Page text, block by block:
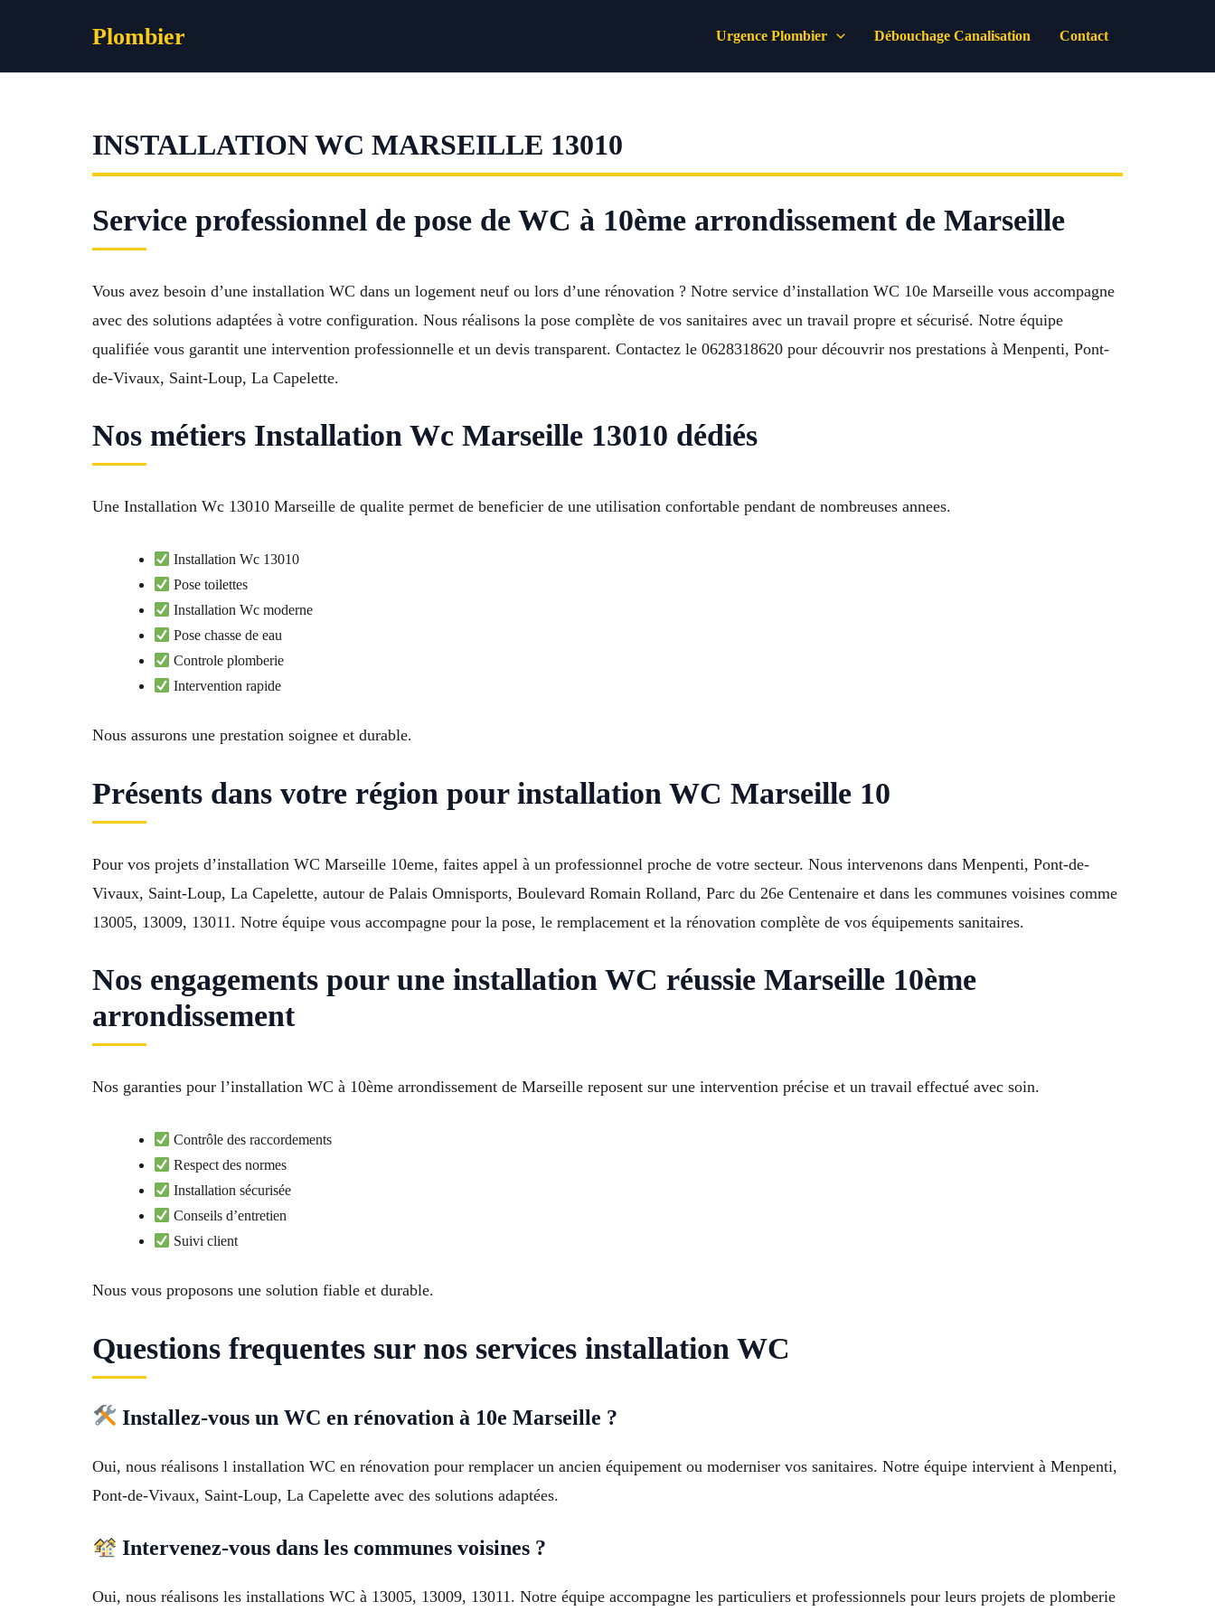
Plombier Urgence Plombier Débouchage Canalisation Contact
INSTALLATION WC MARSEILLE 13010
Service professionnel de pose de WC à 10ème arrondissement de Marseille
Vous avez besoin d’une installation WC dans un logement neuf ou lors d’une rénovation ? Notre service d’installation WC 10e Marseille vous accompagne
avec des solutions adaptées à votre configuration. Nous réalisons la pose complète de vos sanitaires avec un travail propre et sécurisé. Notre équipe
qualifiée vous garantit une intervention professionnelle et un devis transparent. Contactez le 0628318620 pour découvrir nos prestations à Menpenti, Pont-
de-Vivaux, Saint-Loup, La Capelette.
Nos métiers Installation Wc Marseille 13010 dédiés
Une Installation Wc 13010 Marseille de qualite permet de beneficier de une utilisation confortable pendant de nombreuses annees.
Installation Wc 13010
Pose toilettes
Installation Wc moderne
Pose chasse de eau
Controle plomberie
Intervention rapide
Nous assurons une prestation soignee et durable.
Présents dans votre région pour installation WC Marseille 10
Pour vos projets d’installation WC Marseille 10eme, faites appel à un professionnel proche de votre secteur. Nous intervenons dans Menpenti, Pont-de-
Vivaux, Saint-Loup, La Capelette, autour de Palais Omnisports, Boulevard Romain Rolland, Parc du 26e Centenaire et dans les communes voisines comme
13005, 13009, 13011. Notre équipe vous accompagne pour la pose, le remplacement et la rénovation complète de vos équipements sanitaires.
Nos engagements pour une installation WC réussie Marseille 10ème
arrondissement
Nos garanties pour l’installation WC à 10ème arrondissement de Marseille reposent sur une intervention précise et un travail effectué avec soin.
Contrôle des raccordements
Respect des normes
Installation sécurisée
Conseils d’entretien
Suivi client
Nous vous proposons une solution fiable et durable.
Questions frequentes sur nos services installation WC
Installez-vous un WC en rénovation à 10e Marseille ?
Oui, nous réalisons l installation WC en rénovation pour remplacer un ancien équipement ou moderniser vos sanitaires. Notre équipe intervient à Menpenti,
Pont-de-Vivaux, Saint-Loup, La Capelette avec des solutions adaptées.
Intervenez-vous dans les communes voisines ?
Oui, nous réalisons les installations WC à 13005, 13009, 13011. Notre équipe accompagne les particuliers et professionnels pour leurs projets de plomberie